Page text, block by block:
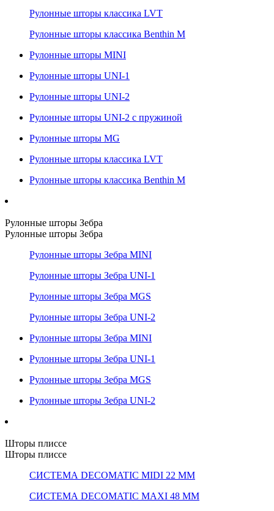
Рулонные шторы классика LVT
Рулонные шторы классика Benthin M
Рулонные шторы MINI
Рулонные шторы UNI-1
Рулонные шторы UNI-2
Рулонные шторы UNI-2 с пружиной
Рулонные шторы MG
Рулонные шторы классика LVT
Рулонные шторы классика Benthin M
Рулонные шторы Зебра
Рулонные шторы Зебра
Рулонные шторы Зебра MINI
Рулонные шторы Зебра UNI-1
Рулонные шторы Зебра MGS
Рулонные шторы Зебра UNI-2
Рулонные шторы Зебра MINI
Рулонные шторы Зебра UNI-1
Рулонные шторы Зебра MGS
Рулонные шторы Зебра UNI-2
Шторы плиссе
Шторы плиссе
СИСТЕМА DECOMATIC MIDI 22 ММ
СИСТЕМА DECOMATIC MAXI 48 ММ